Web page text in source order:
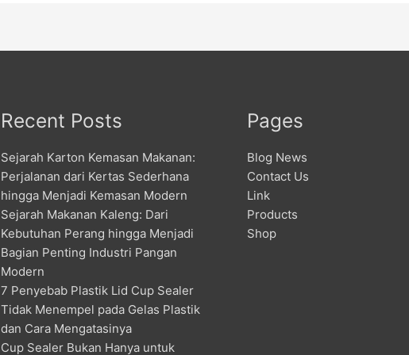
Recent Posts
Sejarah Karton Kemasan Makanan:
Perjalanan dari Kertas Sederhana
hingga Menjadi Kemasan Modern
Sejarah Makanan Kaleng: Dari
Kebutuhan Perang hingga Menjadi
Bagian Penting Industri Pangan
Modern
7 Penyebab Plastik Lid Cup Sealer
Tidak Menempel pada Gelas Plastik
dan Cara Mengatasinya
Cup Sealer Bukan Hanya untuk
Pages
Blog News
Contact Us
Link
Products
Shop